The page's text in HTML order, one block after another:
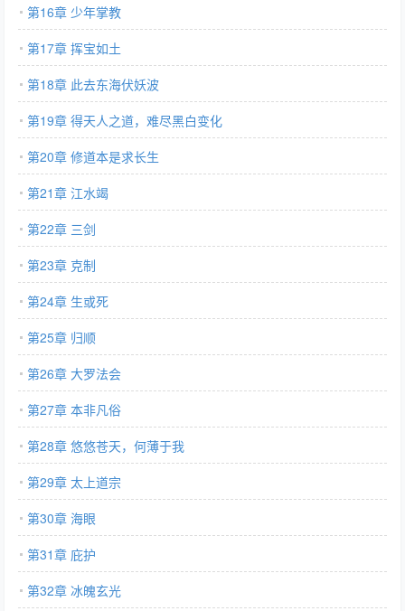
第16章 少年掌教
第17章 挥宝如土
第18章 此去东海伏妖波
第19章 得天人之道，难尽黑白变化
第20章 修道本是求长生
第21章 江水竭
第22章 三剑
第23章 克制
第24章 生或死
第25章 归顺
第26章 大罗法会
第27章 本非凡俗
第28章 悠悠苍天，何薄于我
第29章 太上道宗
第30章 海眼
第31章 庇护
第32章 冰魄玄光